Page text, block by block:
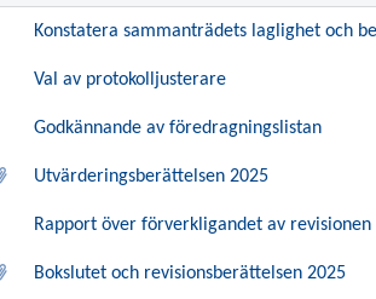
Konstatera sammanträdets laglighet och
Val av protokolljusterare
Godkännande av föredragningslistan
Utvärderingsberättelsen 2025
Rapport över förverkligandet av
Bokslutet och revisionsberättelsen 2025